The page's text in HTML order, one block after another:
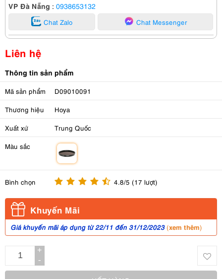
VP Đà Nẵng : 0938653132
Chat Zalo Chat Messenger
Liên hệ
Thông tin sản phẩm
Mã sản phẩm D09010091
Thương hiệu Hoya
Xuất xứ Trung Quốc
Màu sắc
Bình chọn 4.8/5 (17 lượt)
Khuyến Mãi
Giá khuyến mãi áp dụng từ 22/11 đến 31/12/2023(xem thêm)
+
-